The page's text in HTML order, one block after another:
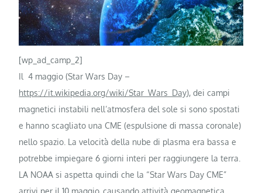
[wp_ad_camp_2]
Il 4 maggio (Star Wars Day –
https://it.wikipedia.org/wiki/Star_Wars_Day), dei campi
magnetici instabili nell’atmosfera del sole si sono spostati
e hanno scagliato una CME (espulsione di massa coronale)
nello spazio. La velocità della nube di plasma era bassa e
potrebbe impiegare 6 giorni interi per raggiungere la terra.
LA NOAA si aspetta quindi che la “Star Wars Day CME”